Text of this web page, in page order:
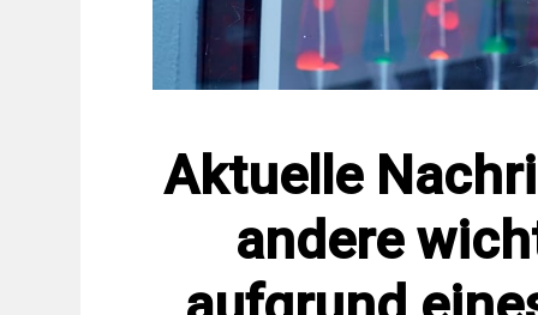
Aktuelle
andere